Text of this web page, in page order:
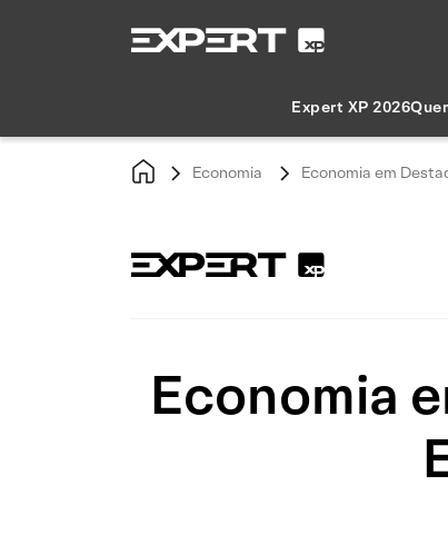
Expert XP 2026
Economia Economia em
Economia